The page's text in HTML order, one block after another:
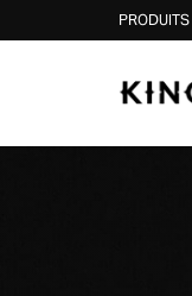
Skip to content